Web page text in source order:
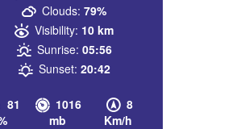
81
1016
mb
8
Km/h
Clouds: 79%
Visibility: 10 km
Sunrise: 05:56
Sunset: 20:42